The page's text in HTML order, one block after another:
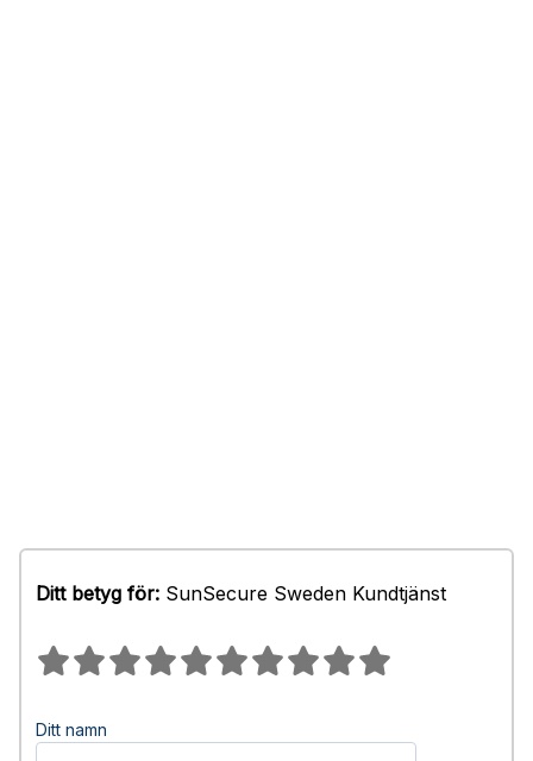
Ditt betyg för: SunSecure Sweden Kundtjänst
Ditt namn